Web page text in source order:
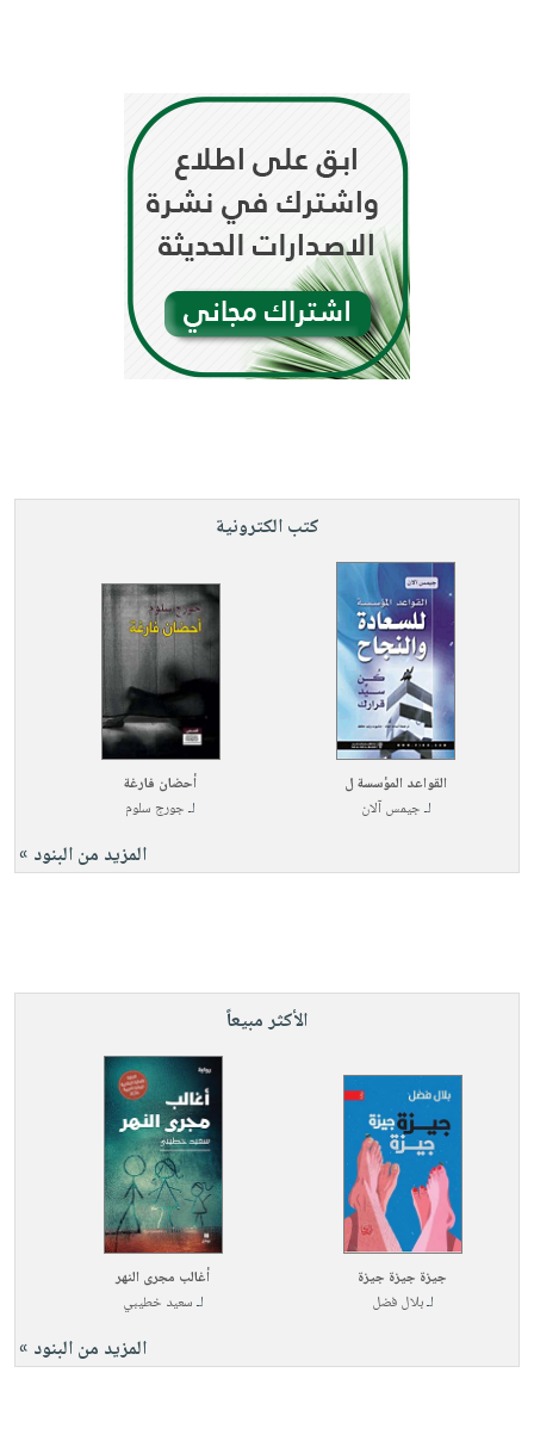
كتب الكترونية
القواعد المؤسسة ل
لـجيمس آلان
أحضان فارغة
لـجورج سلوم
المزيد من البنود »
الأكثر مبيعاً
جيزة جيزة جيزة
لـبلال فضل
أغالب مجرى النهر
لـسعيد خطيبي
المزيد من البنود »